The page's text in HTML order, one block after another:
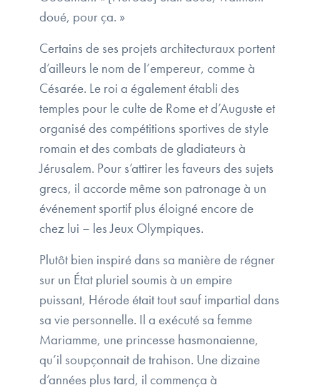
doué, pour ça. »
Certains de ses projets architecturaux portent
d’ailleurs le nom de l’empereur, comme à
Césarée. Le roi a également établi des
temples pour le culte de Rome et d’Auguste et
organisé des compétitions sportives de style
romain et des combats de gladiateurs à
Jérusalem. Pour s’attirer les faveurs des sujets
grecs, il accorde même son patronage à un
événement sportif plus éloigné encore de
chez lui – les Jeux Olympiques.
Plutôt bien inspiré dans sa manière de régner
sur un État pluriel soumis à un empire
puissant, Hérode était tout sauf impartial dans
sa vie personnelle. Il a exécuté sa femme
Mariamme, une princesse hasmonaienne,
qu’il soupçonnait de trahison. Une dizaine
d’années plus tard, il commença à